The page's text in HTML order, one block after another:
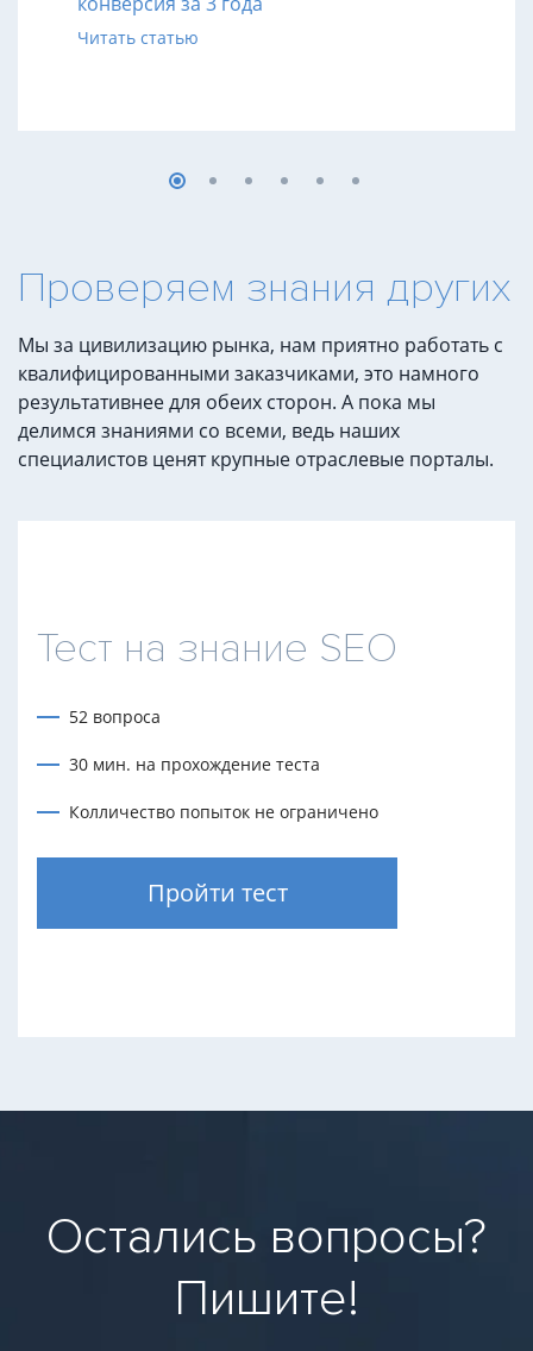
Читать статью
Проверяем знания других
Мы за цивилизацию рынка, нам приятно работать с
квалифицированными заказчиками, это намного
результативнее для обеих сторон. А пока мы
делимся знаниями со всеми, ведь наших
специалистов ценят крупные отраслевые порталы.
Тест на знание SEO
52 вопроса
30 мин. на прохождение теста
Колличество попыток не ограничено
Пройти тест
Остались вопросы?
Пишите!